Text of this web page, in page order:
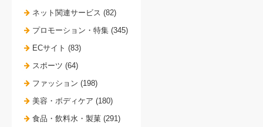
ネット関連サービス (82)
プロモーション・特集 (345)
ECサイト (83)
スポーツ (64)
ファッション (198)
美容・ボディケア (180)
食品・飲料水・製菓 (291)